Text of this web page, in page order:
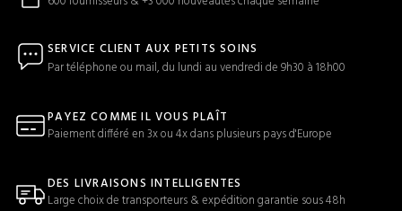
SERVICE CLIENT AUX PETITS SOINS
Par téléphone ou mail, du lundi au vendredi de 9h30 à 18h00
PAYEZ COMME IL VOUS PLAÎT
Paiement différé en 3x ou 4x dans plusieurs pays d'Europe
DES LIVRAISONS INTELLIGENTES
Large choix de transporteurs & expédition garantie sous 48h